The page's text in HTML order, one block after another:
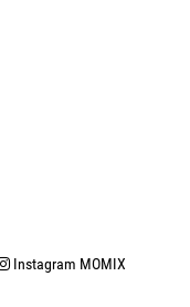
Instagram MOMIX